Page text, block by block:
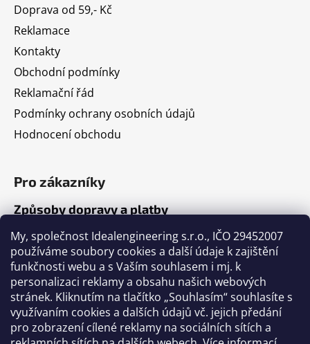
My, společnost Idealengineering s.r.o., IČO 29452007
používáme soubory cookies a další údaje k zajištění
funkčnosti webu a s Vaším souhlasem i mj. k
personalizaci reklamy a obsahu našich webových
stránek. Kliknutím na tlačítko „Souhlasím“ souhlasíte s
využívaním cookies a dalších údajů vč. jejich předání
pro zobrazení cílené reklamy na sociálních sítích a
Doprava od 59,- Kč
Reklamace
Kontakty
Obchodní podmínky
Reklamační řád
Podmínky ochrany osobních údajů
Hodnocení obchodu
Pro zákazníky
Způsoby dopravy a platby
Jak nakupovat
Články
Výběr volejbalového míče
Výběr fotbalového míče